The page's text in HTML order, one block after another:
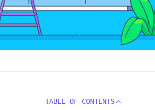
TABLE OF CONTENTS